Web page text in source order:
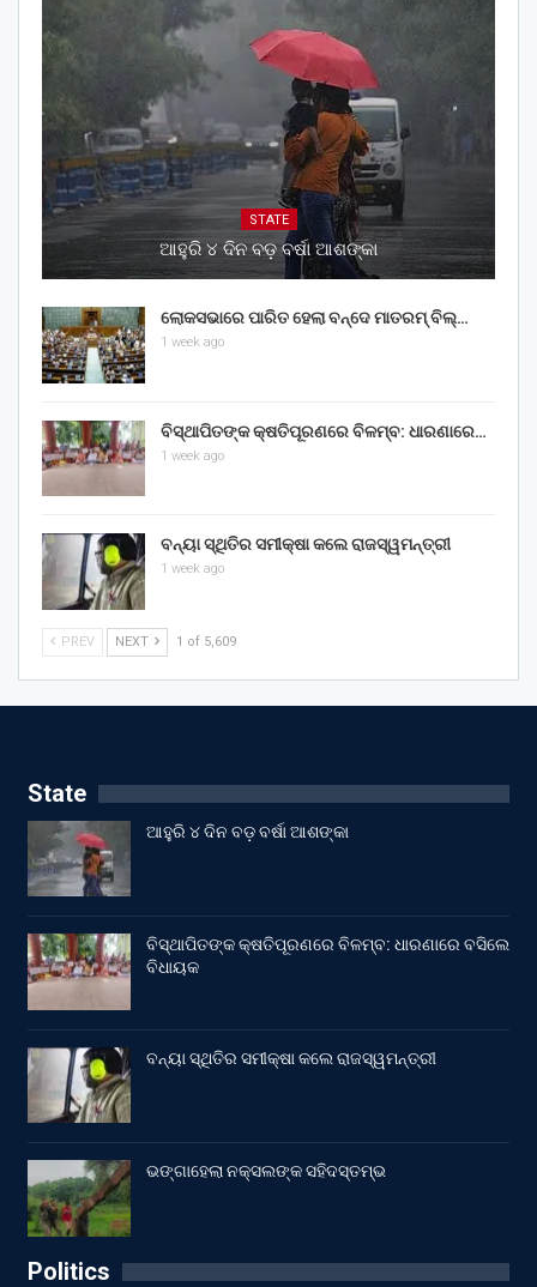
STATE
ଆହୁରି ୪ ଦିନ ବଡ଼ ବର୍ଷା ଆଶଙ୍କା
ଲୋକସଭାରେ ପାରିତ ହେଲା ବନ୍ଦେ ମାତରମ୍‌ ବିଲ୍‌…
1 week ago
ବିସ୍ଥାପିତଙ୍କ କ୍ଷତିପୂରଣରେ ବିଳମ୍ବ: ଧାରଣାରେ…
1 week ago
ବନ୍ୟା ସ୍ଥିତିର ସମୀକ୍ଷା କଲେ ରାଜସ୍ୱମନ୍ତ୍ରୀ
1 week ago
PREV NEXT 1 of 5,609
State
ଆହୁରି ୪ ଦିନ ବଡ଼ ବର୍ଷା ଆଶଙ୍କା
ବିସ୍ଥାପିତଙ୍କ କ୍ଷତିପୂରଣରେ ବିଳମ୍ବ: ଧାରଣାରେ ବସିଲେ
ବିଧାୟକ
ବନ୍ୟା ସ୍ଥିତିର ସମୀକ୍ଷା କଲେ ରାଜସ୍ୱମନ୍ତ୍ରୀ
ଭଙ୍ଗାହେଲା ନକ୍ସଲଙ୍କ ସହିଦସ୍ତମ୍ଭ
Politics